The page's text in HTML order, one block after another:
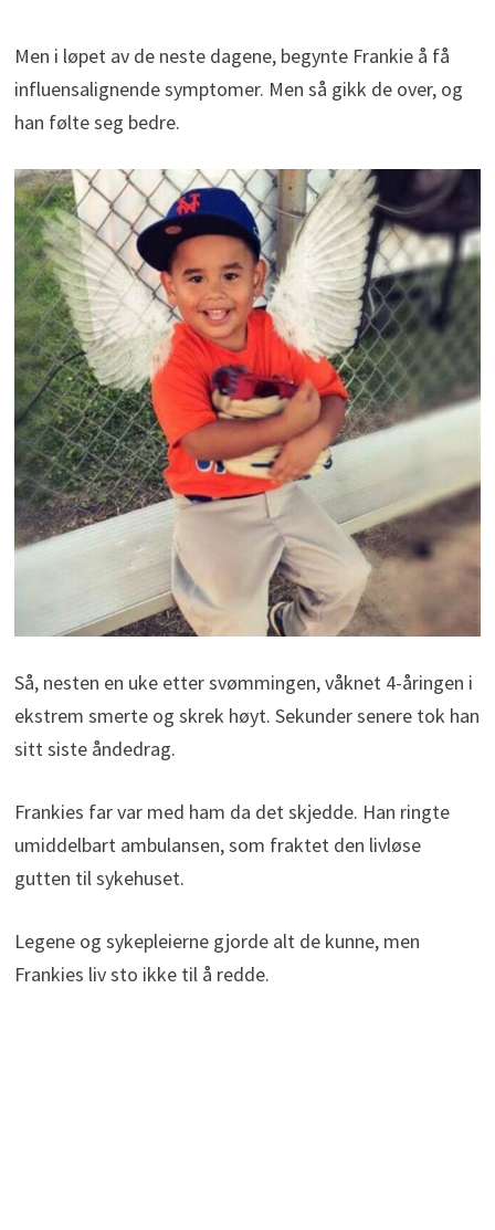
Men i løpet av de neste dagene, begynte Frankie å få
influensalignende symptomer. Men så gikk de over, og
han følte seg bedre.
Så, nesten en uke etter svømmingen, våknet 4-åringen i
ekstrem smerte og skrek høyt. Sekunder senere tok han
sitt siste åndedrag.
Frankies far var med ham da det skjedde. Han ringte
umiddelbart ambulansen, som fraktet den livløse
gutten til sykehuset.
Legene og sykepleierne gjorde alt de kunne, men
Frankies liv sto ikke til å redde.